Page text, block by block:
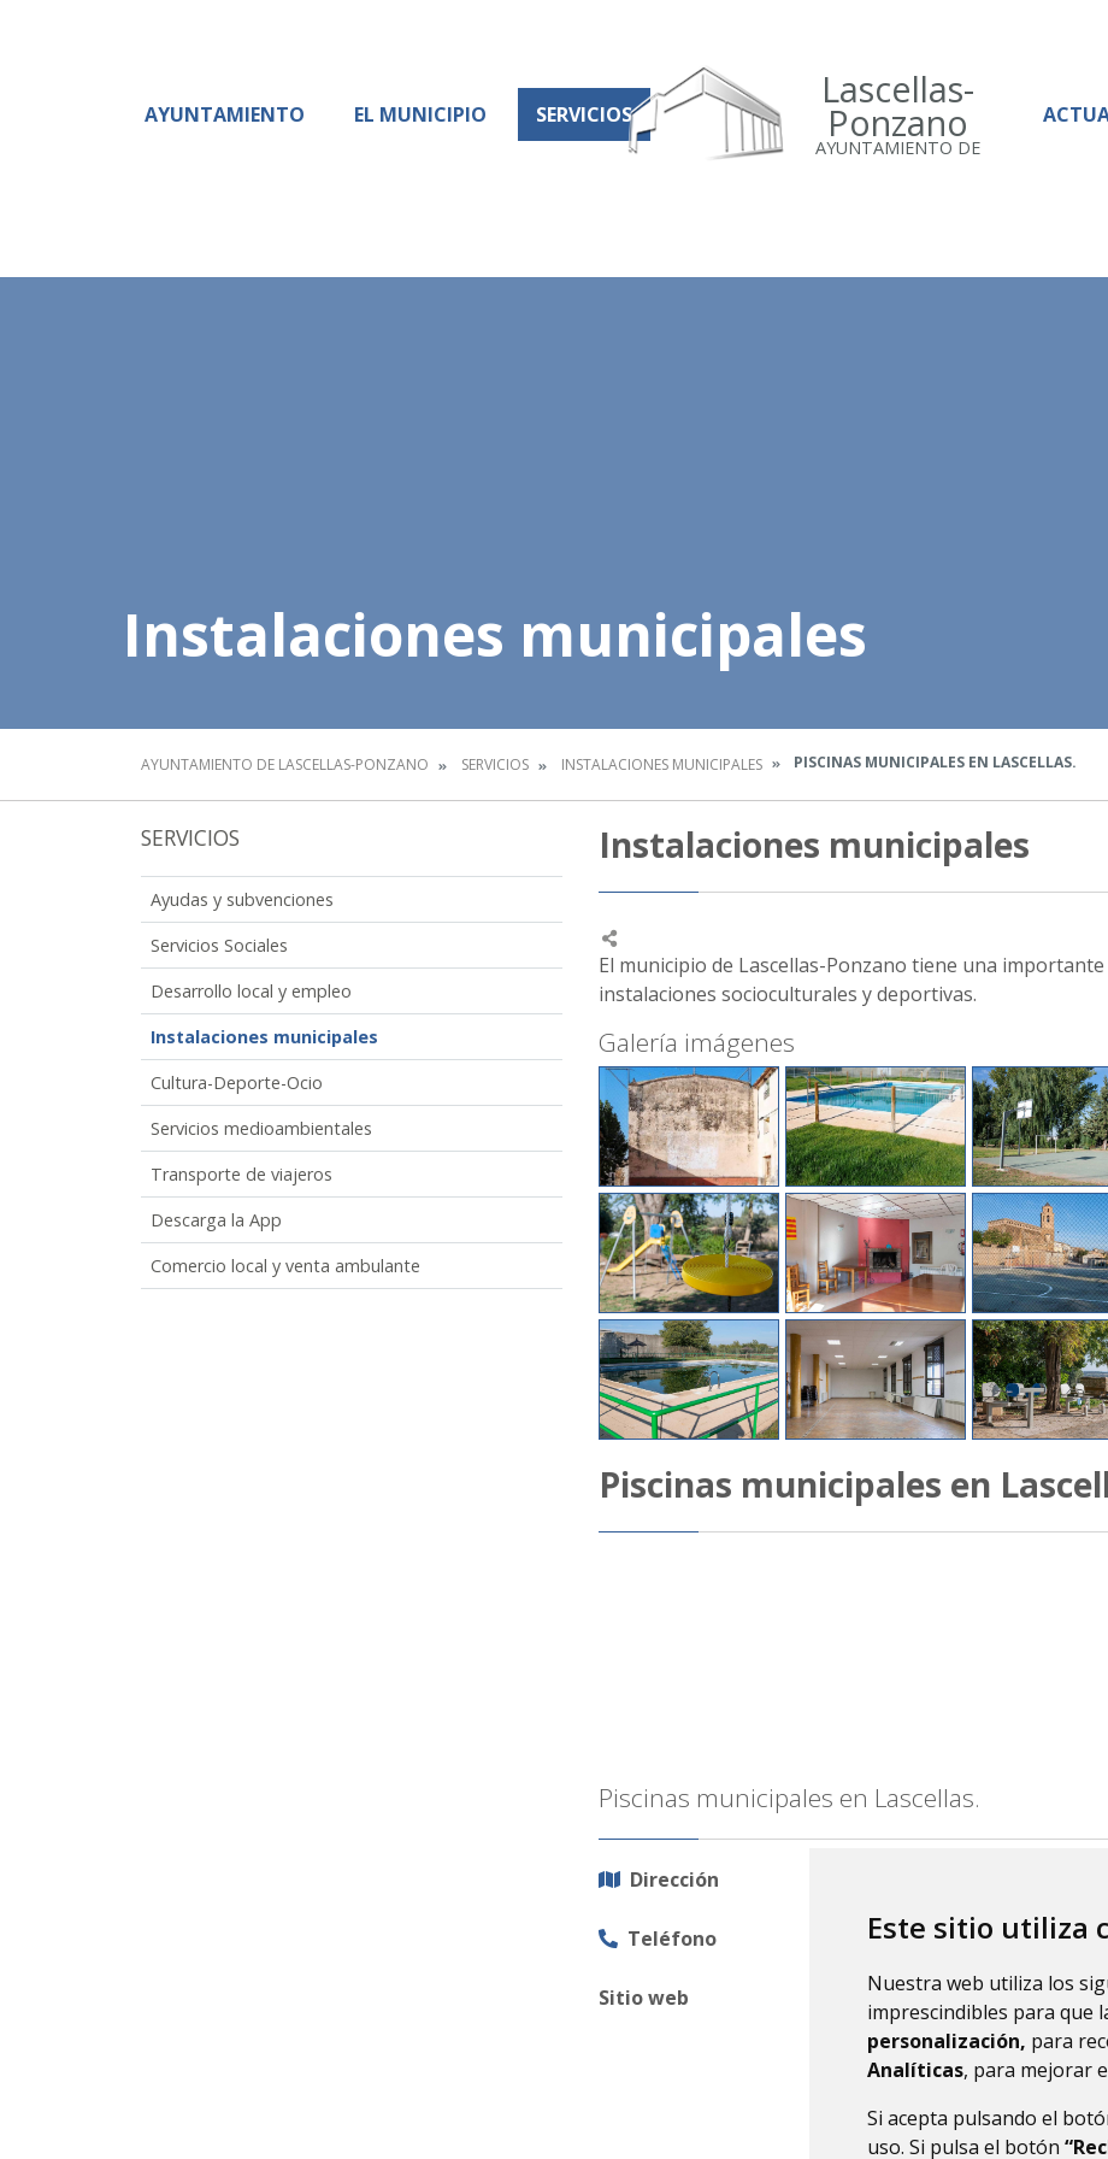
Este sitio utiliza
Nuestra web utiliza los
imprescindibles para que
personalización, para
Analíticas, para mejorar
Si acepta pulsando el
uso. Si pulsa el botón
Lascellas-
Ponzano
AYUNTAMIENTO DE
AYUNTAMIENTO EL MUNICIPIO SERVICIOS
Instalaciones municipales
AYUNTAMIENTO DE LASCELLAS-PONZANO SERVICIOS INSTALACIONES MUNICIPALES PISCINAS MUNICIPALES EN LASCELLAS.
SERVICIOS
Ayudas y subvenciones
Servicios Sociales
Desarrollo local y empleo
Instalaciones municipales
Cultura-Deporte-Ocio
Servicios medioambientales
Transporte de viajeros
Descarga la App
Comercio local y venta ambulante
Instalaciones municipales
El municipio de Lascellas-Ponzano tiene una
instalaciones socioculturales y deportivas.
Galería imágenes
Piscinas municipales en
Piscinas municipales en Lascellas.
Dirección
Teléfono 974 319 167
Sitio web www.lascellas-ponzano.es